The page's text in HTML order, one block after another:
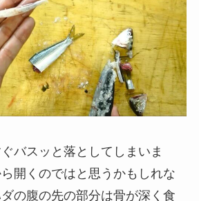
バスッと落としてしまいま
開くのではと思うかもしれな
の腹の先の部分は骨が深く食